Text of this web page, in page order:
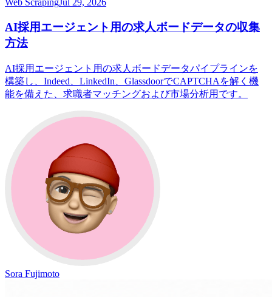
Web ScrapingJul 29, 2026
AI採用エージェント用の求人ボードデータの収集
方法
AI採用エージェント用の求人ボードデータパイプラインを
構築し、Indeed、LinkedIn、GlassdoorでCAPTCHAを解く機
能を備えた、求職者マッチングおよび市場分析用です。
Sora Fujimoto